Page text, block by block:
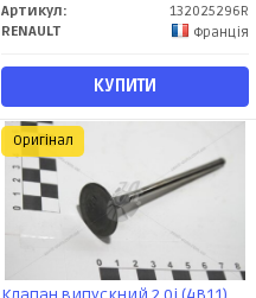
Артикул:
132025296R
RENAULT
Франція
КУПИТИ
Оригінал